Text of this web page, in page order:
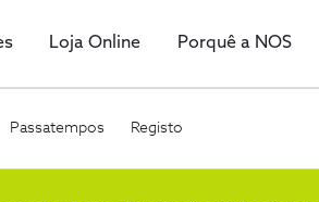
Loja Online Porquê a NOS
Passatempos Registo